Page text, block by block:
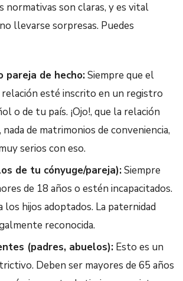
normativas son claras, y es vital
llevarse sorpresas. Puedes
pareja de hecho:Siempre que el
esté inscrito en un registro
o de tu país. ¡Ojo!, que la relación
de matrimonios de conveniencia,
serios con eso.
de tu cónyuge/pareja):Siempre
de 18 años o estén incapacitados.
los hijos adoptados. La paternidad
reconocida.
(padres, abuelos): Esto es un
Deben ser mayores de 65 años